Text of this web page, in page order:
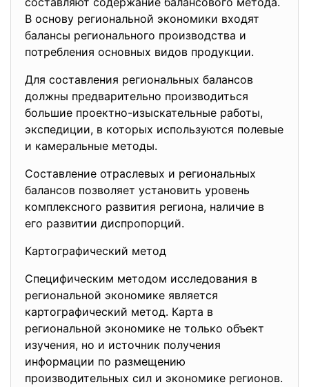
В основу региональной экономики входят
балансы регионального производства и
потребления основных видов продукции.
Для составления региональных балансов
должны предварительно производиться
большие проектно-изыскательные работы,
экспедиции, в которых используются полевые
и камеральные методы.
Составление отраслевых и региональных
балансов позволяет установить уровень
комплексного развития региона, наличие в
его развитии диспропорций.
Картографический метод
Специфическим методом исследования в
региональной экономике является
картографический метод. Карта в
региональной экономике не только объект
изучения, но и источник получения
информации по размещению
производительных сил и экономике регионов.